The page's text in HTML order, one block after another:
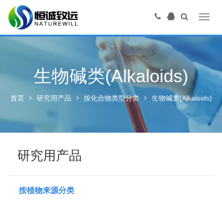
生物碱类(Alkaloids)
首页 研究用产品 按化合物类型分类 生物碱类(Alkaloids)
研究用产品
按植物来源分类